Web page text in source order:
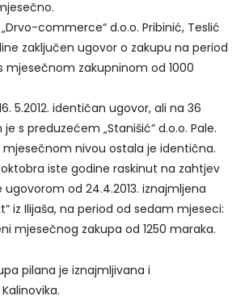
commerce“ d.o.o. Pribinić, Teslić
zaključen ugovor o zakupu na period
mjesečnom zakupninom od 1000
5.2012. identičan ugovor, ali na 36
s preduzećem „Stanišić“ d.o.o. Pale.
mjesečnom nivou ostala je identična.
iste godine raskinut na zahtjev
ugovorom od 24.4.2013. iznajmljena
iz Ilijaša, na period od sedam mjeseci:
mjesečnog zakupa od 1250 maraka.
pilana je iznajmljivana i